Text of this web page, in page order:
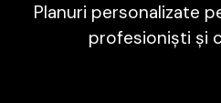
Planuri personalizate
profesioniști și